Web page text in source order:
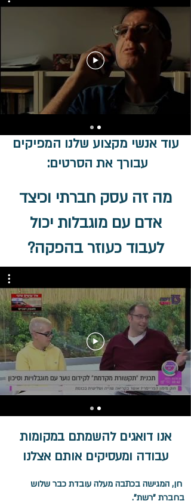
עוד אנשי מקצוע שלנו המפיקים
עבורך את הסרטים:
מה זה עסק חברתי וכיצד
אדם עם מוגבלות יכול
לעבוד כעוזר בהפקה?
אנו דואגים להשמתם במקומות
עבודה ומעסיקים אותם אצלנו
חן, המגישה בכתבה מעלה עובדת כבר שלוש
בחברת "רשת".